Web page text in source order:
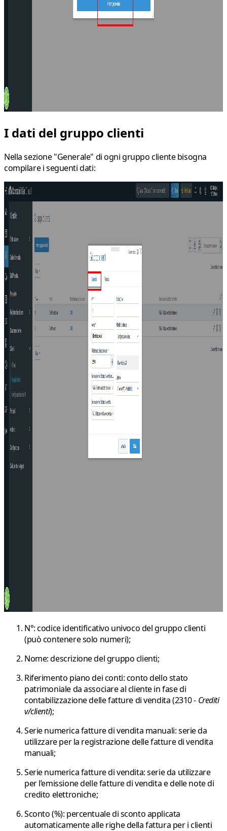
I dati del gruppo clienti
Nella sezione "Generale" di ogni gruppo cliente bisogna
compilare i seguenti dati:
N°: codice identificativo univoco del gruppo clienti
(può contenere solo numeri);
Nome: descrizione del gruppo clienti;
Riferimento piano dei conti: conto dello stato
patrimoniale da associare al cliente in fase di
contabilizzazione delle fatture di vendita(2310 - Crediti
v/clienti);
Serie numerica fatture di vendita manuali: serie da
utilizzare per la registrazione delle fatture di vendita
manuali;
Serie numerica fatture di vendita: serie da utilizzare
per l’emissione delle fatture di vendita e delle note di
credito elettroniche;
Sconto (%): percentuale di sconto applicata
automaticamente alle righe della fattura per i clienti